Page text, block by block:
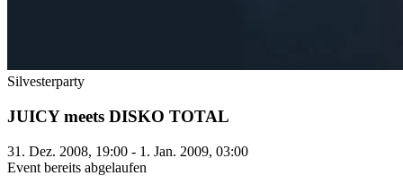
Silvesterparty
JUICY meets DISKO TOTAL
31. Dez. 2008, 19:00 - 1. Jan. 2009, 03:00
Event bereits abgelaufen